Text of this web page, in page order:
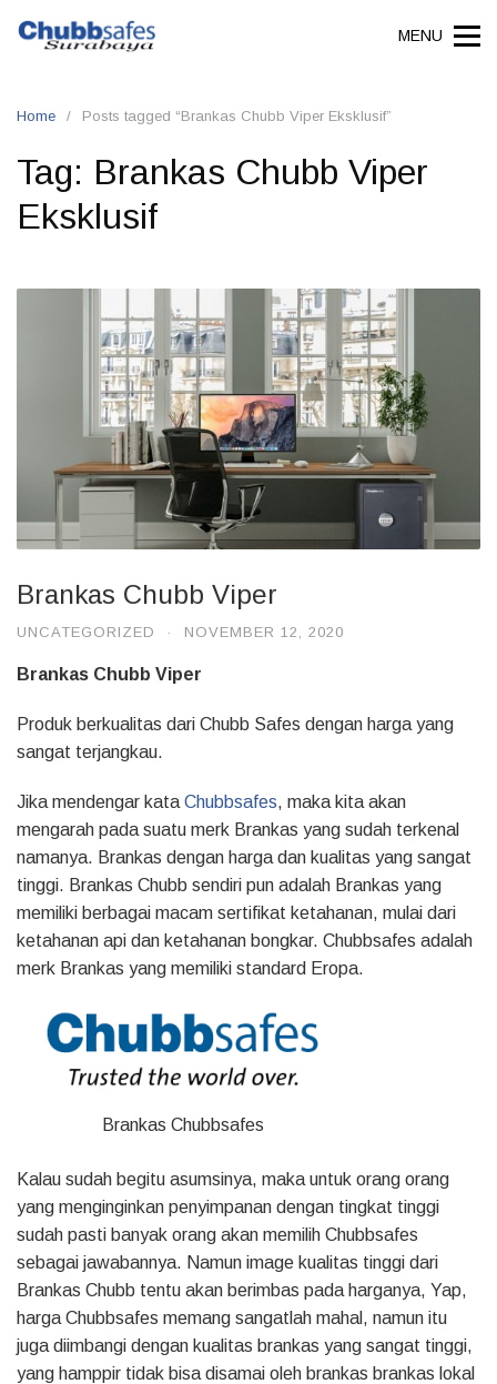
MENU
Home Posts tagged “Brankas Chubb Viper Eksklusif”
Tag: Brankas Chubb Viper
Eksklusif
Brankas Chubb Viper
UNCATEGORIZED · NOVEMBER 12, 2020
Brankas Chubb Viper
Produk berkualitas dari Chubb Safes dengan harga yang
sangat terjangkau.
Jika mendengar kata Chubbsafes, maka kita akan
mengarah pada suatu merk Brankas yang sudah terkenal
namanya. Brankas dengan harga dan kualitas yang sangat
tinggi. Brankas Chubb sendiri pun adalah Brankas yang
memiliki berbagai macam sertifikat ketahanan, mulai dari
ketahanan api dan ketahanan bongkar. Chubbsafes adalah
merk Brankas yang memiliki standard Eropa.
Brankas Chubbsafes
Kalau sudah begitu asumsinya, maka untuk orang orang
yang menginginkan penyimpanan dengan tingkat tinggi
sudah pasti banyak orang akan memilih Chubbsafes
sebagai jawabannya. Namun image kualitas tinggi dari
Brankas Chubb tentu akan berimbas pada harganya, Yap,
harga Chubbsafes memang sangatlah mahal, namun itu
juga diimbangi dengan kualitas brankas yang sangat tinggi,
yang hamppir tidak bisa disamai oleh brankas brankas lokal